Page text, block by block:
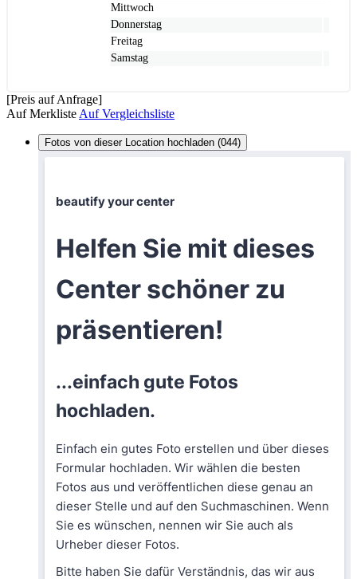
Mittwoch
Donnerstag
Freitag
Samstag
[Preis auf Anfrage]
Auf Merkliste Auf Vergleichsliste
Fotos von dieser Location hochladen (044)